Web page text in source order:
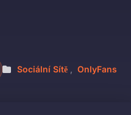
Sociální Sítě OnlyFans